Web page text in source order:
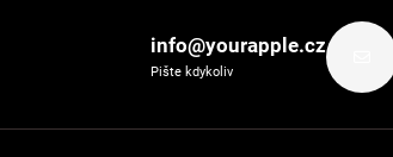
info@yourapple.cz
Pište kdykoliv